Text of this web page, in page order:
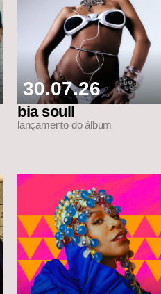
30.07.26
bia soull
lançamento do álbum